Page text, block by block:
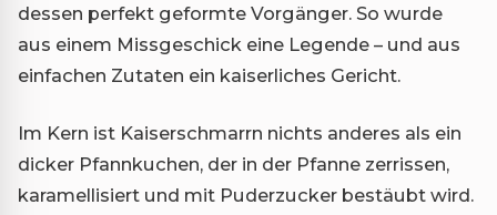
dessen perfekt geformte Vorgänger. So wurde
aus einem Missgeschick eine Legende – und aus
einfachen Zutaten ein kaiserliches Gericht.
Im Kern ist Kaiserschmarrn nichts anderes als ein
dicker Pfannkuchen, der in der Pfanne zerrissen,
karamellisiert und mit Puderzucker bestäubt wird.